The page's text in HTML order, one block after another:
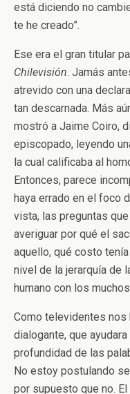
está diciendo no
te he creado”.
Ese era el gran titular
Chilevisión. Jamás
atrevido con una
tan descarnada. Más
mostró a Jaime Coiro,
episcopado, leyendo
la cual calificaba al
Entonces, parece
haya errado en el foco
vista, las preguntas
averiguar por qué el
aquello, qué costo
nivel de la jerarquía de
humano con los
Como televidentes nos
dialogante, que
profundidad de las
No estoy postulando
por supuesto que no.